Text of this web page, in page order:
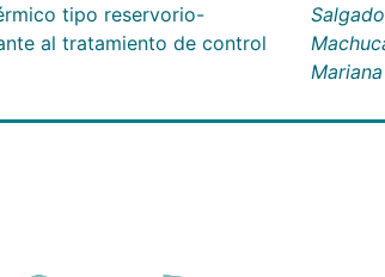
tipo reservorio-
al tratamiento de control
Salgado
Mariana